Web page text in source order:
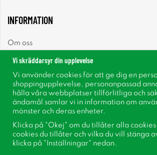
INFORMATION
Om oss
Nyhetsbrev
Om cookies
Inspiration
Vi skräddarsyr din upplevelse
Vi använder cookies för att ge dig en
shoppingupplevelse, personanpassad
hålla våra webbplatser tillförlitliga och
ändamål samlar vi in information om
mönster och deras enheter.
Klicka på "Okej" om du tillåter alla
cookies du tillåter och vilka du vill stänga
klicka på "Inställningar" nedan.